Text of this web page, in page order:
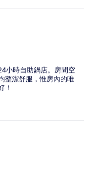
小時自助鍋店。房間空
整潔舒服，惟房內的唯
！